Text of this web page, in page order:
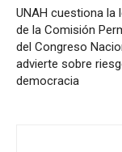
UNAH cuestiona la
de la Comisión
del Congreso
advierte sobre
democracia